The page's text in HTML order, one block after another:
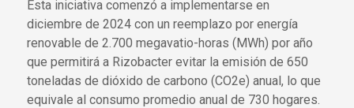
Esta iniciativa comenzó a implementarse en
diciembre de 2024 con un reemplazo por energía
renovable de 2.700 megavatio-horas (MWh) por año
que permitirá a Rizobacter evitar la emisión de 650
toneladas de dióxido de carbono (CO2e) anual, lo que
equivale al consumo promedio anual de 730 hogares.